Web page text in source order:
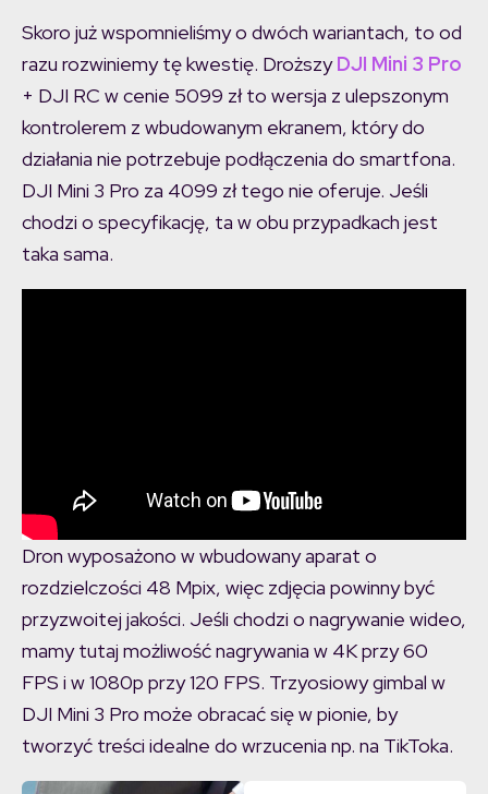
Skoro już wspomnieliśmy o dwóch wariantach, to od
razu rozwiniemy tę kwestię. DroższyDJI Mini 3 Pro
+ DJI RC w cenie 5099 zł to wersja z ulepszonym
kontrolerem z wbudowanym ekranem, który do
działania nie potrzebuje podłączenia do smartfona.
DJI Mini 3 Pro za 4099 zł tego nie oferuje. Jeśli
chodzi o specyfikację, ta w obu przypadkach jest
taka sama.
Dron wyposażono w wbudowany aparat o
rozdzielczości 48 Mpix, więc zdjęcia powinny być
przyzwoitej jakości. Jeśli chodzi o nagrywanie wideo,
mamy tutaj możliwość nagrywania w 4K przy 60
FPS i w 1080p przy 120 FPS. Trzyosiowy gimbal w
DJI Mini 3 Pro może obracać się w pionie, by
tworzyć treści idealne do wrzucenia np. na TikToka.